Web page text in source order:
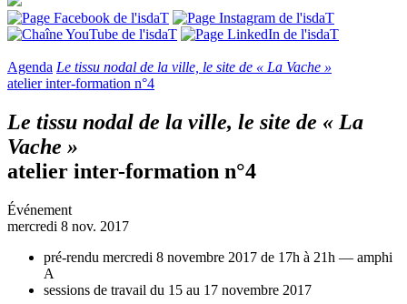
Agenda Le tissu nodal de la ville, le site de « La Vache »
atelier inter-formation n°4
Le tissu nodal de la ville, le site de « La
Vache »
atelier inter-formation n°4
Événement
mercredi 8 nov. 2017
pré-rendu mercredi 8 novembre 2017 de 17h à 21h — amphi
A
sessions de travail du 15 au 17 novembre 2017